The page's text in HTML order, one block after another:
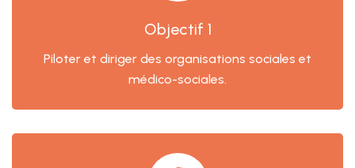
Objectif 1
Piloter et diriger des organisations sociales et
médico-sociales.